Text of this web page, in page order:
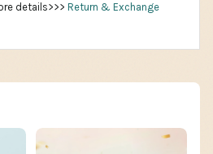
details>>> Return & Exchange